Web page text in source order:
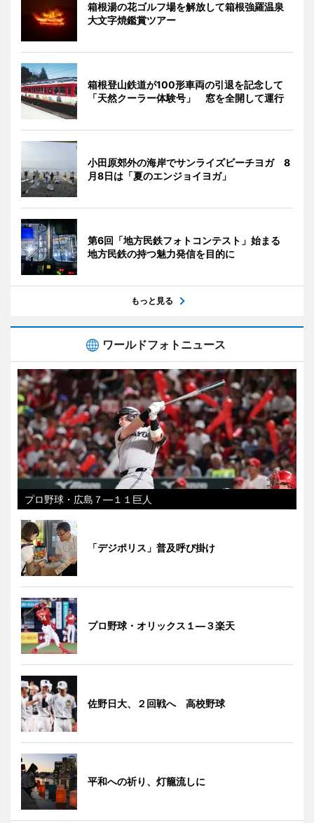
箱根湯の花ゴルフ場を解放して箱根強羅温泉
大文字焼鑑賞ツアー
箱根登山鉄道が100形車両の引退を記念して
「天然クーラー体験号」 窓を全開して運行
小田原郊外の海岸でサンライズビーチヨガ 8
月8日は「夏のエンジョイヨガ」
第6回「地方民鉄フォトコンテスト」始まる
地方民鉄の持つ魅力発信を目的に
もっと見る
ワールドフォトニュース
プロ野球・広島７―１１巨人
「デジポリス」普及呼び掛け
プロ野球・オリックス１―３楽天
佐野日大、２回戦へ 高校野球
平和への祈り、灯籠流しに